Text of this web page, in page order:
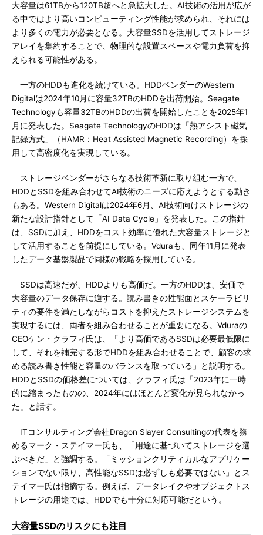
大容量は61TBから120TB超へと急拡大した。AI技術の活用が広が
る中ではより高いコンピューティング性能が求められ、それには
より多くの電力が必要となる。大容量SSDを活用してストレージ
アレイを集約することで、物理的な設置スペースや電力負荷を抑
えられる可能性がある。
一方のHDDも進化を続けている。HDDベンダーのWestern
Digitalは2024年10月に容量32TBのHDDを出荷開始。Seagate
Technologyも容量32TBのHDDの出荷を開始したことを2025年1
月に発表した。Seagate TechnologyのHDDは「熱アシスト磁気
記録方式」（HAMR：Heat Assisted Magnetic Recording）を採
用して高密度化を実現している。
ストレージベンダーがさらなる技術革新に取り組む一方で、
HDDとSSDを組み合わせてAI技術のニーズに応えようとする動き
もある。Western Digitalは2024年6月、AI技術向けストレージの
新たな設計指針として「AI Data Cycle」を発表した。この指針
は、SSDに加え、HDDをコスト効率に優れた大容量ストレージと
して活用することを前提にしている。Vduraも、同年11月に発表
したデータ基盤製品で同様の戦略を採用している。
SSDは高速だが、HDDよりも高価だ。一方のHDDは、安価で
大容量のデータ保存に適する。読み書きの性能面とスケーラビリ
ティの要件を満たしながらコストを抑えたストレージシステムを
実現するには、両者を組み合わせることが重要になる。Vduraの
CEOケン・クラフィ氏は、「より高価であるSSDは必要最低限に
して、それを補完する形でHDDを組み合わせることで、顧客の求
める読み書き性能と容量のバランスを取っている」と説明する。
HDDとSSDの価格差については、クラフィ氏は「2023年に一時
的に縮まったものの、2024年にはほとんど変化が見られなかっ
た」と話す。
ITコンサルティング会社Dragon Slayer Consultingの代表を務
めるマーク・ステイマー氏も、「用途に基づいてストレージを選
ぶべきだ」と強調する。「ミッションクリティカルなアプリケー
ションでない限り、高性能なSSDは必ずしも必要ではない」とス
テイマー氏は指摘する。例えば、データレイクやオブジェクトス
トレージの用途では、HDDでも十分に対応可能だという。
大容量SSDのリスクにも注目